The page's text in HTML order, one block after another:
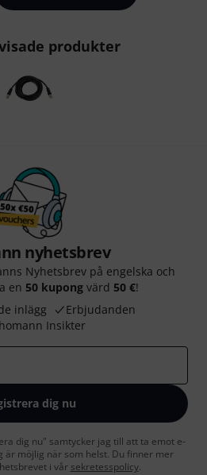
produkter
nyhetsbrev
Nyhetsbrev på engelska och
en 50 kupong värd 50 €!
inlägg
Erbjudanden
Insikter
dig nu
dig nu" samtycker jag till att ta emot e-
är möjlig när som helst. Du finner mer
i vår sekretesspolicy.